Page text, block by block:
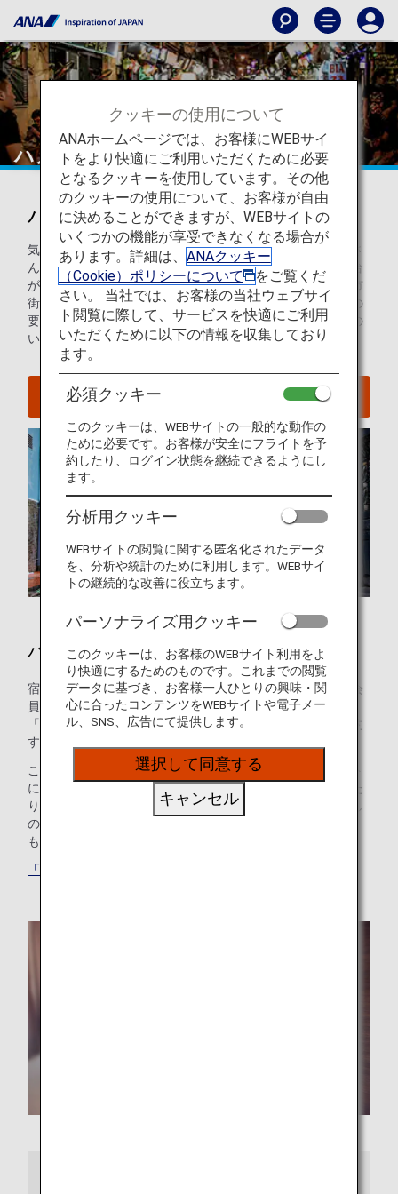
ハノイ
ハノイを知ろう
気取りのない、混沌とした様子が魅力的なハノイは、たくさ
んのスクーターが行き交い、様々なお店が並び、そして屋台
がどこまでも続いてにぎわっています。古い歴史を持つ旧市
街、壮麗なフレンチクォーター、広大なタンロン王城遺跡の
要塞を訪ねたあとは、濃いめのベトナムコーヒーや切れ味の
いいビールで一休みしてください。
ハノイへのフライトを探す
ハノイのホテル
宿泊施設のご予約はお済みですか？ANAマイレージクラブ会
員のお客様は、世界の約100万軒のホテルが利用できる
「ANAワールドホテル」サービスを使って、ホテルをご予約
することができます。
このサービスを使えば、ANAマイレージクラブのアカウント
にログインして最適なホテルを選ぶだけで、マイルを貯めた
り使ったりできます。ご家族でプール付きのホテルをお探し
の方も、ご出張のニーズにお応えするホテルをお探しの方
も、最適な「もうひとつの我が家」が見つかります。
「ANAワールドホテル」サービスでホテルを探す
クッキーの使用について
ANAホームページでは、お客様にWEBサイ
トをより快適にご利用いただくために必要
となるクッキーを使用しています。その他
のクッキーの使用について、お客様が自由
に決めることができますが、WEBサイトの
いくつかの機能が享受できなくなる場合が
あります。詳細は、 ANAクッキー
（Cookie）ポリシーについて
をご覧くだ
さい。 当社では、お客様の当社ウェブサイ
ト閲覧に際して、サービスを快適にご利用
いただくために以下の情報を収集しており
ます。
必須クッキー
このクッキーは、WEBサイトの一般的な動作の
ために必要です。お客様が安全にフライトを予
約したり、ログイン状態を継続できるようにし
ます。
分析用クッキー
WEBサイトの閲覧に関する匿名化されたデータ
を、分析や統計のために利用します。WEBサイ
トの継続的な改善に役立ちます。
パーソナライズ用クッキー
このクッキーは、お客様のWEBサイト利用をよ
り快適にするためのものです。これまでの閲覧
データに基づき、お客様一人ひとりの興味・関
心に合ったコンテンツをWEBサイトや電子メー
ル、SNS、広告にて提供します。
選択して同意する
キャンセル